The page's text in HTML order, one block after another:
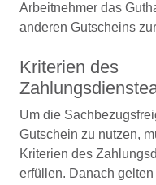
Arbeitnehmer das
anderen Gutscheins
Kriterien des
Um die
Gutschein zu nutzen,
Kriterien des
erfüllen. Danach